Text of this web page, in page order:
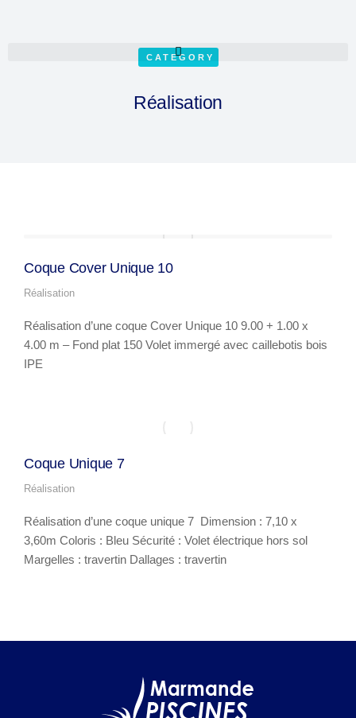
CATEGORY
Réalisation
Coque Cover Unique 10
Réalisation
Réalisation d’une coque Cover Unique 10 9.00 + 1.00 x
4.00 m – Fond plat 150 Volet immergé avec caillebotis bois
IPE
Coque Unique 7
Réalisation
Réalisation d’une coque unique 7 Dimension : 7,10 x
3,60m Coloris : Bleu Sécurité : Volet électrique hors sol
Margelles : travertin Dallages : travertin